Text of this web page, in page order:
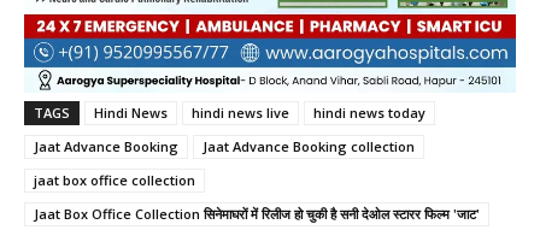
TAGS Hindi News hindi news live
hindi news today
Jaat Advance Booking
Jaat Advance Booking collection
jaat box office collection
Jaat Box Office Collection सिनेमाघरों में रिलीज हो चुकी है सनी देओल स्टारर फिल्म 'जाट'